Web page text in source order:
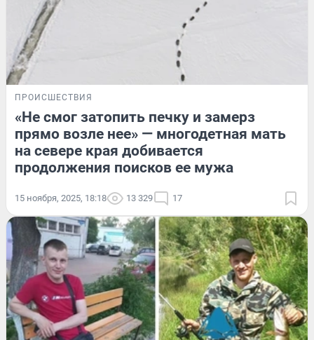
ПРОИСШЕСТВИЯ
«Не смог затопить печку и замерз
прямо возле нее» — многодетная мать
на севере края добивается
продолжения поисков ее мужа
15 ноября, 2025, 18:18 13 329 17